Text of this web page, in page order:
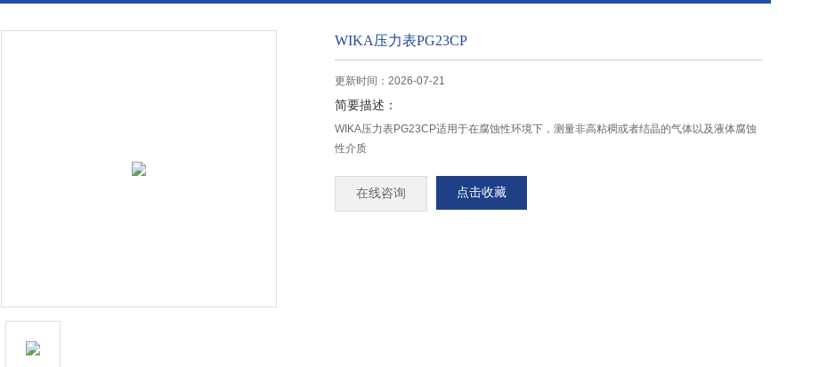
WIKA压力表PG23CP
更新时间：2026-07-21
简要描述：
WIKA压力表PG23CP适用于在腐蚀性环境下，测量非高粘稠或者结晶的气体以及液体腐蚀
性介质
在线咨询 点击收藏